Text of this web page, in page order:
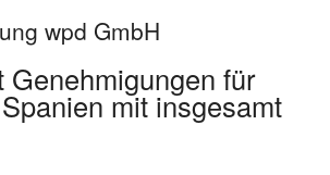
wpd GmbH
Genehmigungen für
mit insgesamt